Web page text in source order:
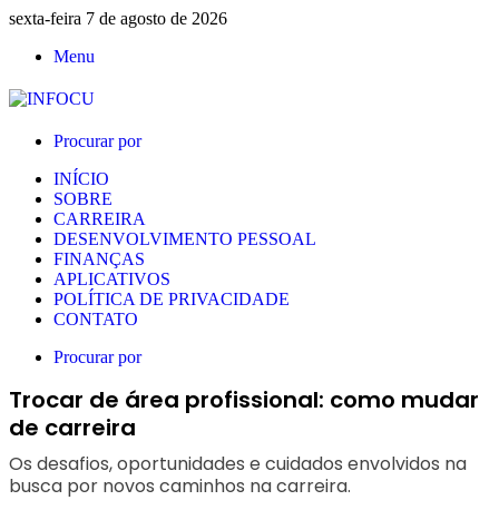
sexta-feira 7 de agosto de 2026
Menu
Procurar por
INÍCIO
SOBRE
CARREIRA
DESENVOLVIMENTO PESSOAL
FINANÇAS
APLICATIVOS
POLÍTICA DE PRIVACIDADE
CONTATO
Procurar por
Trocar de área profissional: como mudar
de carreira
Os desafios, oportunidades e cuidados envolvidos na
busca por novos caminhos na carreira.